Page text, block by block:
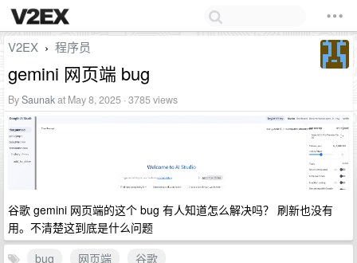
V2EX › 程序员
gemini 网页端 bug
BySaunakat May 8, 2025 · 3785 views
谷歌 gemini 网页端的这个 bug 有人知道怎么解决吗？ 刷新也没有
用。不清楚这到底是什么问题
bug
网页端
谷歌